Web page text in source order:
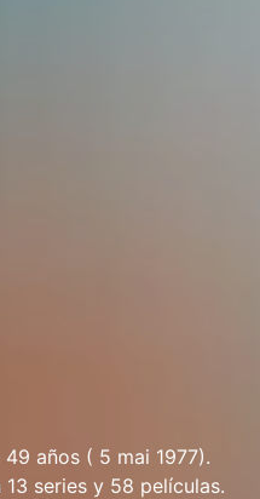
años ( 5 mai 1977).
series y 58 películas.